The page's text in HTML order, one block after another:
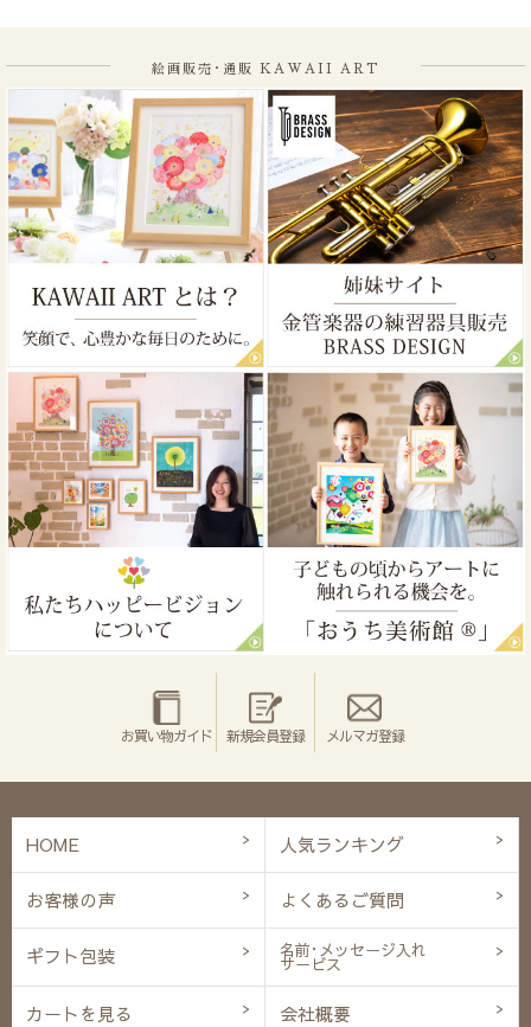
絵画販売･通販 KAWAII ART
お買い物ガイド 新規会員登録 メルマガ登録
HOME 人気ランキング
お客様の声 よくあるご質問
ギフト包装 名前･メッセージ入れ
サービス
カートを見る 会社概要